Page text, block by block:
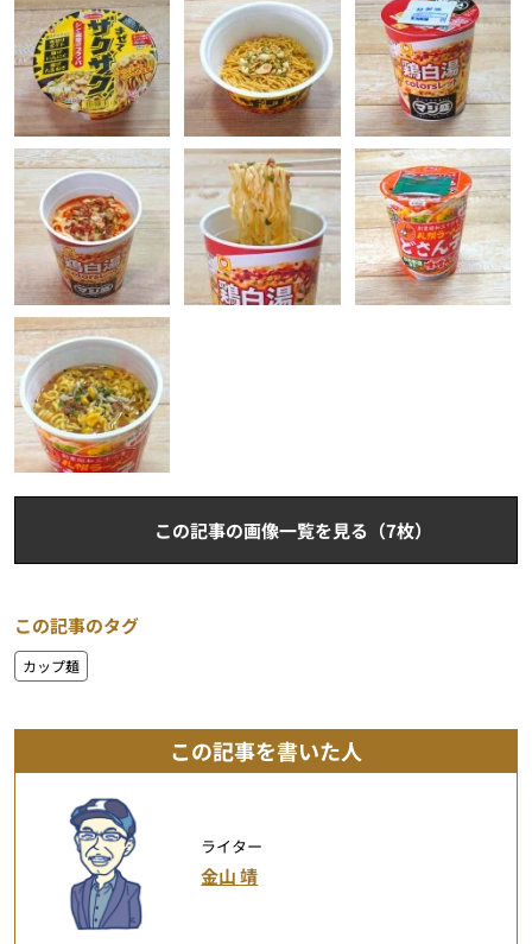
この記事の画像一覧を見る（7枚）
この記事のタグ
カップ麺
この記事を書いた人
ライター
金山 靖